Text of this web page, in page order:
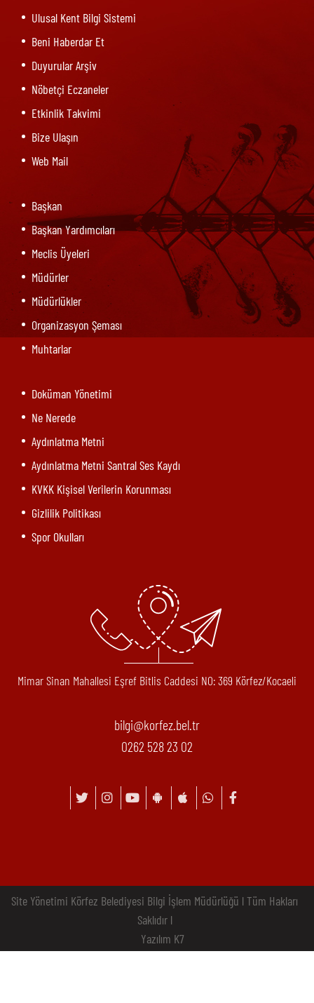
Ulusal Kent Bilgi Sistemi
Beni Haberdar Et
Duyurular Arşiv
Nöbetçi Eczaneler
Etkinlik Takvimi
Bize Ulaşın
Web Mail
Başkan
Başkan Yardımcıları
Meclis Üyeleri
Müdürler
Müdürlükler
Organizasyon Şeması
Muhtarlar
Doküman Yönetimi
Ne Nerede
Aydınlatma Metni
Aydınlatma Metni Santral Ses Kaydı
KVKK Kişisel Verilerin Korunması
Gizlilik Politikası
Spor Okulları
Mimar Sinan Mahallesi Eşref Bitlis Caddesi N0: 369 Körfez/Kocaeli
bilgi@korfez.bel.tr
0262 528 23 02
Site Yönetimi Körfez Belediyesi Bilgi İşlem Müdürlüğü l Tüm Hakları
Saklıdır l
Yazılım K7